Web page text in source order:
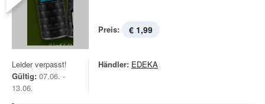
Preis: € 1,99
Leider verpasst!
Gültig: 07.06. -
13.06.
Händler: EDEKA